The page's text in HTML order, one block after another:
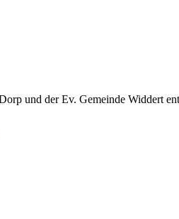
und der Ev. Gemeinde Widdert